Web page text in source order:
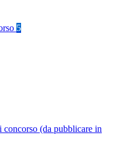
5
concorso (da pubblicare in